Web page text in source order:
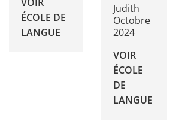
ÉCOLE DE
LANGUE
Judith
Octobre
2024
VOIR
ÉCOLE
DE
LANGUE